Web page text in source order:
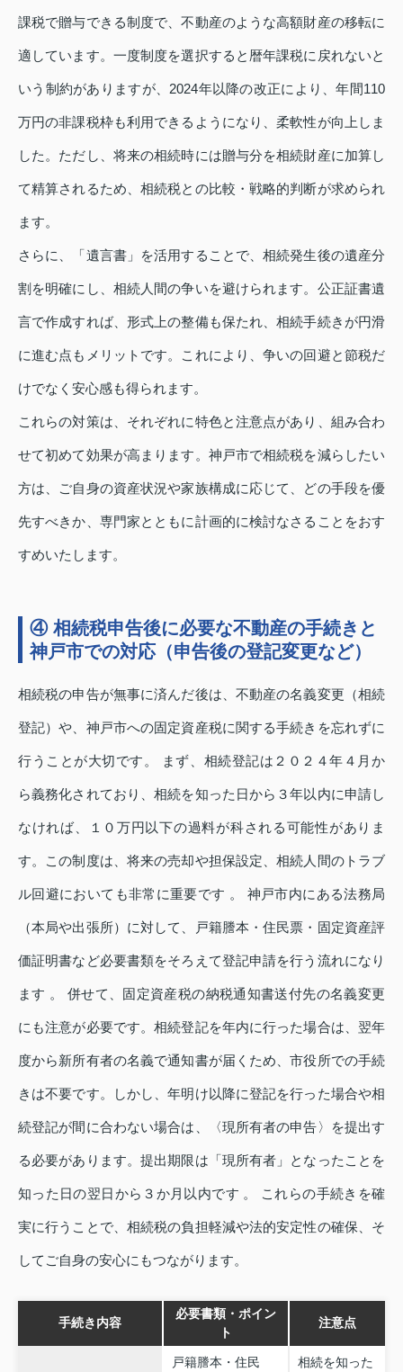
課税で贈与できる制度で、不動産のような高額財産の移転に
適しています。一度制度を選択すると暦年課税に戻れないと
いう制約がありますが、2024年以降の改正により、年間110
万円の非課税枠も利用できるようになり、柔軟性が向上しま
した。ただし、将来の相続時には贈与分を相続財産に加算し
て精算されるため、相続税との比較・戦略的判断が求められ
ます。
さらに、「遺言書」を活用することで、相続発生後の遺産分
割を明確にし、相続人間の争いを避けられます。公正証書遺
言で作成すれば、形式上の整備も保たれ、相続手続きが円滑
に進む点もメリットです。これにより、争いの回避と節税だ
けでなく安心感も得られます。
これらの対策は、それぞれに特色と注意点があり、組み合わ
せて初めて効果が高まります。神戸市で相続税を減らしたい
方は、ご自身の資産状況や家族構成に応じて、どの手段を優
先すべきか、専門家とともに計画的に検討なさることをおす
すめいたします。
④ 相続税申告後に必要な不動産の手続きと
神戸市での対応（申告後の登記変更など）
相続税の申告が無事に済んだ後は、不動産の名義変更（相続
登記）や、神戸市への固定資産税に関する手続きを忘れずに
行うことが大切です。 まず、相続登記は２０２４年４月か
ら義務化されており、相続を知った日から３年以内に申請し
なければ、１０万円以下の過料が科される可能性がありま
す。この制度は、将来の売却や担保設定、相続人間のトラブ
ル回避においても非常に重要です 。 神戸市内にある法務局
（本局や出張所）に対して、戸籍謄本・住民票・固定資産評
価証明書など必要書類をそろえて登記申請を行う流れになり
ます 。 併せて、固定資産税の納税通知書送付先の名義変更
にも注意が必要です。相続登記を年内に行った場合は、翌年
度から新所有者の名義で通知書が届くため、市役所での手続
きは不要です。しかし、年明け以降に登記を行った場合や相
続登記が間に合わない場合は、〈現所有者の申告〉を提出す
る必要があります。提出期限は「現所有者」となったことを
知った日の翌日から３か月以内です 。 これらの手続きを確
実に行うことで、相続税の負担軽減や法的安定性の確保、そ
してご自身の安心にもつながります。
手続き内容
必要書類・ポイン
ト
注意点
戸籍謄本・住民
相続を知った